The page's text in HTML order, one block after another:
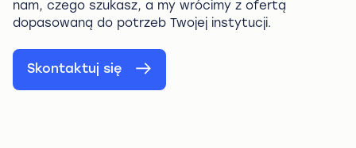
nam, czego szukasz, a my wrócimy z ofertą
dopasowaną do potrzeb Twojej instytucji.
Skontaktuj się